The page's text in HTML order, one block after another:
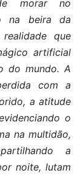
morar no
na beira da
que
artificial
do mundo. A
com a
a atitude
o
na multidão,
a
noite, lutam